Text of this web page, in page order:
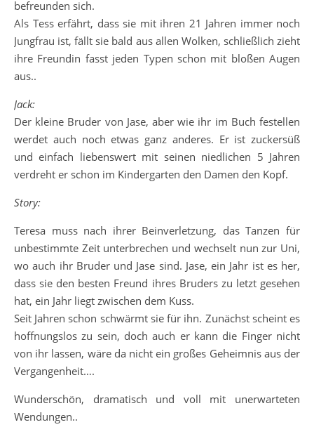
befreunden sich.
Als Tess erfährt, dass sie mit ihren 21 Jahren immer noch
Jungfrau ist, fällt sie bald aus allen Wolken, schließlich zieht
ihre Freundin fasst jeden Typen schon mit bloßen Augen
aus..
Jack:
Der kleine Bruder von Jase, aber wie ihr im Buch festellen
werdet auch noch etwas ganz anderes. Er ist zuckersüß
und einfach liebenswert mit seinen niedlichen 5 Jahren
verdreht er schon im Kindergarten den Damen den Kopf.
Story:
Teresa muss nach ihrer Beinverletzung, das Tanzen für
unbestimmte Zeit unterbrechen und wechselt nun zur Uni,
wo auch ihr Bruder und Jase sind. Jase, ein Jahr ist es her,
dass sie den besten Freund ihres Bruders zu letzt gesehen
hat, ein Jahr liegt zwischen dem Kuss.
Seit Jahren schon schwärmt sie für ihn. Zunächst scheint es
hoffnungslos zu sein, doch auch er kann die Finger nicht
von ihr lassen, wäre da nicht ein großes Geheimnis aus der
Vergangenheit….
Wunderschön, dramatisch und voll mit unerwarteten
Wendungen..